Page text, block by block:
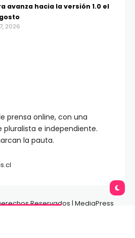
prensa online, con una
e independiente.
la pauta.
avanza hacia la versión 1.0 el
2026
Reservados | MediaPress